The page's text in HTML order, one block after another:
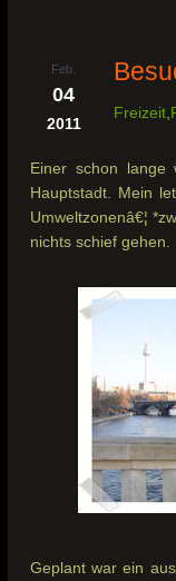
Feb.
04
2011
Freizeit,
Einer schon lange
Hauptstadt. Mein
Umweltzonenâ€¦
nichts schief gehen.
Geplant war ein